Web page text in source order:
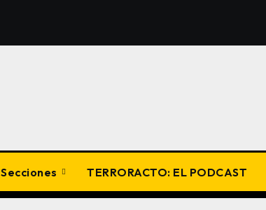
Secciones TERRORACTO: EL PODCAST